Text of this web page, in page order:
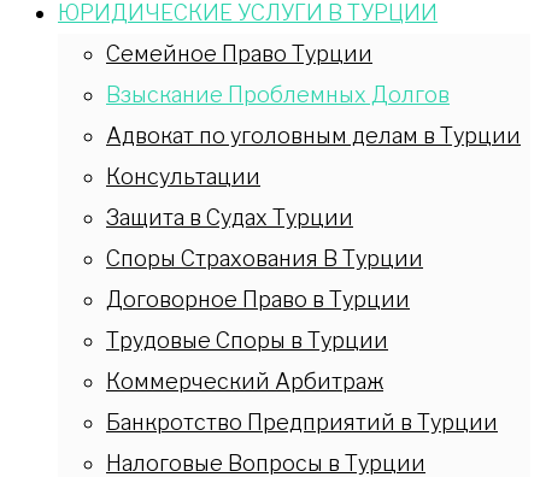
ЮРИДИЧЕСКИЕ УСЛУГИ В ТУРЦИИ
Семейное Право Турции
Взыскание Проблемных Долгов
Адвокат по уголовным делам в Турции
Консультации
Защита в Судах Турции
Споры Страхования В Турции
Договорное Право в Турции
Трудовые Споры в Турции
Коммерческий Арбитраж
Банкротство Предприятий в Турции
Налоговые Вопросы в Турции